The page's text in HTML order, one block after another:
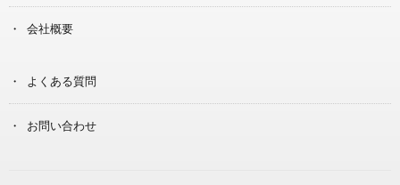
会社概要
よくある質問
お問い合わせ